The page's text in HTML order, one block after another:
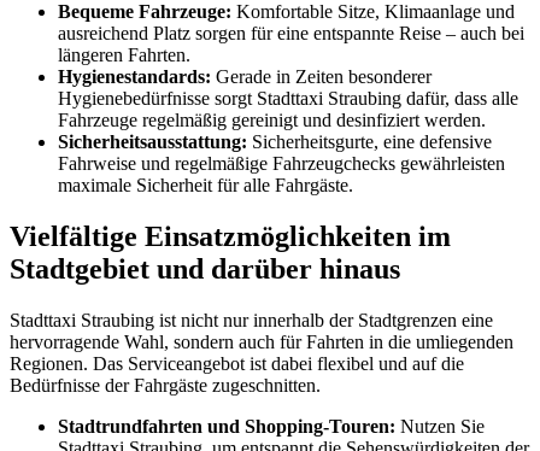
Bequeme Fahrzeuge: Komfortable Sitze, Klimaanlage und
ausreichend Platz sorgen für eine entspannte Reise – auch bei
längeren Fahrten.
Hygienestandards: Gerade in Zeiten besonderer
Hygienebedürfnisse sorgt Stadttaxi Straubing dafür, dass alle
Fahrzeuge regelmäßig gereinigt und desinfiziert werden.
Sicherheitsausstattung: Sicherheitsgurte, eine defensive
Fahrweise und regelmäßige Fahrzeugchecks gewährleisten
maximale Sicherheit für alle Fahrgäste.
Vielfältige Einsatzmöglichkeiten im
Stadtgebiet und darüber hinaus
Stadttaxi Straubing ist nicht nur innerhalb der Stadtgrenzen eine
hervorragende Wahl, sondern auch für Fahrten in die umliegenden
Regionen. Das Serviceangebot ist dabei flexibel und auf die
Bedürfnisse der Fahrgäste zugeschnitten.
Stadtrundfahrten und Shopping-Touren: Nutzen Sie